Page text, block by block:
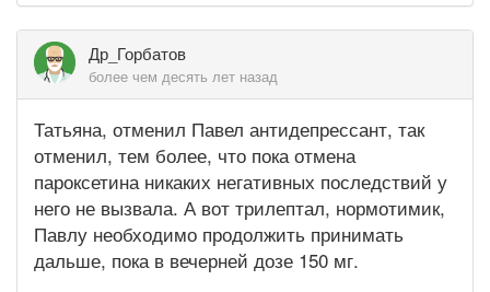
Др_Горбатов
более чем десять лет назад
Татьяна, отменил Павел антидепрессант, так
отменил, тем более, что пока отмена
пароксетина никаких негативных последствий у
него не вызвала. А вот трилептал, нормотимик,
Павлу необходимо продолжить принимать
дальше, пока в вечерней дозе 150 мг.